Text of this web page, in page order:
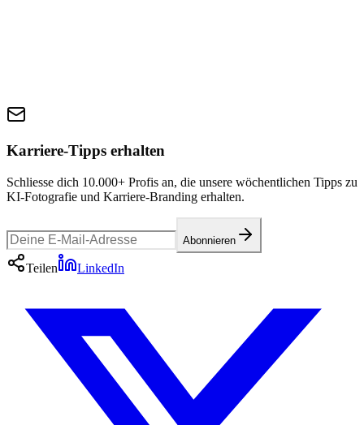
Karriere-Tipps erhalten
Schliesse dich 10.000+ Profis an, die unsere wöchentlichen Tipps zu
KI-Fotografie und Karriere-Branding erhalten.
Abonnieren
Teilen LinkedIn